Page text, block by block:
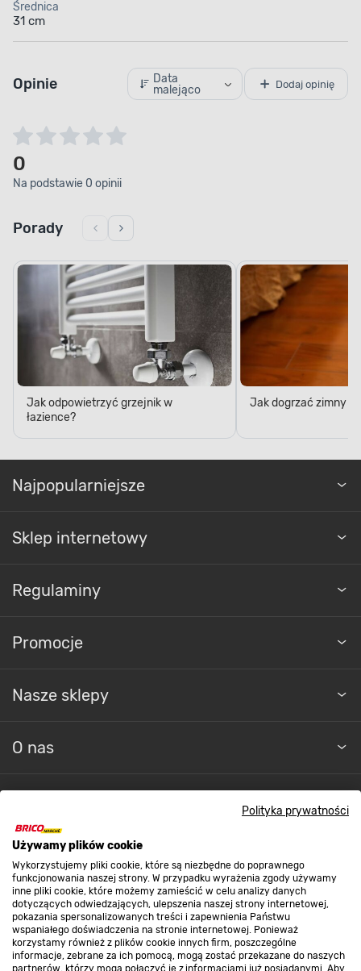
Polityka prywatności
Używamy plików cookie
Wykorzystujemy pliki cookie, które są niezbędne do poprawnego
funkcjonowania naszej strony. W przypadku wyrażenia zgody używamy
inne pliki cookie, które możemy zamieścić w celu analizy danych
dotyczących odwiedzających, ulepszenia naszej strony internetowej,
pokazania spersonalizowanych treści i zapewnienia Państwu
wspaniałego doświadczenia na stronie internetowej. Ponieważ
korzystamy również z plików cookie innych firm, poszczególne
informacje, zebrane za ich pomocą, mogą zostać przekazane do naszych
partnerów, którzy mogą połączyć je z informacjami już posiadanymi. Aby
Średnica
31 cm
Opinie
Data
malejąco
Dodaj opinię
0
Na podstawie 0 opinii
Porady
Jak odpowietrzyć grzejnik w
łazience?
Jak dogrzać zimny
Najpopularniejsze
Sklep internetowy
Regulaminy
Promocje
Nasze sklepy
O nas
Strefa biznesu
Dołącz do nas